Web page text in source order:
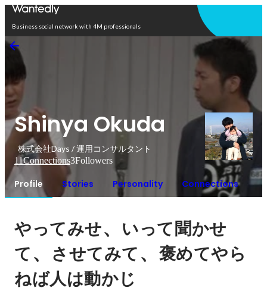
Business social network with 4M professionals
Shinya Okuda
株式会社Days / 運用コンサルタント
11Connections3Followers
Profile Stories Personality Connections
やってみせ、 いって聞かせ
て、 させてみて、 褒めてやら
ねば人は動かじ